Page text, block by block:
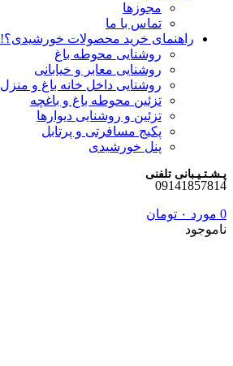
مجوزها
تماس با ما
راهنمای خرید محصولات خورشیدی؟!
روشنایی محوطه باغ
روشنایی معابر و خیابانی
روشنایی داخل خانه باغ و منزل
تزئین محوطه باغ و باغچه
تزئین و روشنایی دیوارها
پکیج مسافرتی و پرتابل
پنل خورشیدی
پـشـتـیـبانی تلفنی
09141857814
0 مورد ۰ تومان
ناموجود